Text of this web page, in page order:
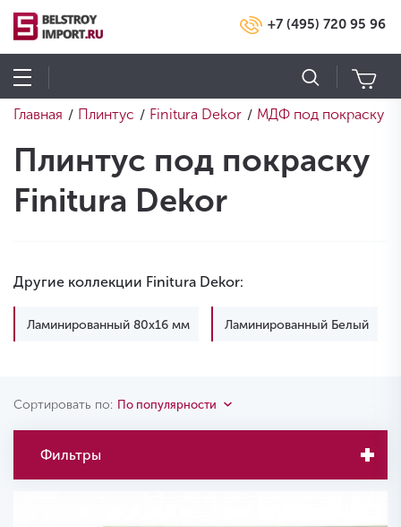
+7 (495) 720 95 96
Главная / Плинтус / Finitura Dekor / МДФ под покраску
Плинтус под покраску
Finitura Dekor
Другие коллекции Finitura Dekor:
Ламинированный 80х16 мм Ламинированный Белый
Сортировать по: По популярности
Фильтры